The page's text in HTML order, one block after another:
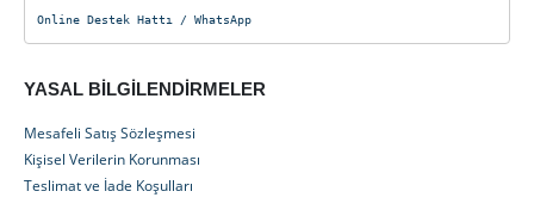
Online Destek Hattı / WhatsApp
YASAL BILGILENDIRMELER
Mesafeli Satış Sözleşmesi
Kişisel Verilerin Korunması
Teslimat ve İade Koşulları